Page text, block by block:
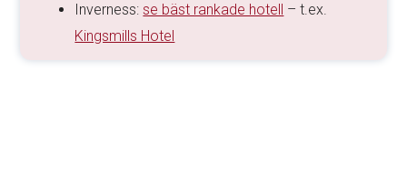
Inverness:se bäst rankade hotell
– t.ex.
Kingsmills Hotel